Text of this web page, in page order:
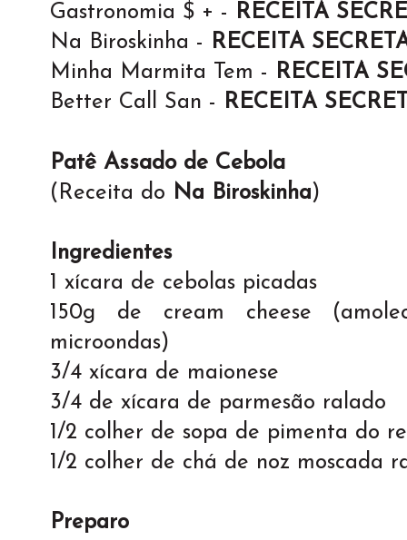
Gastronomia $ + -
RECEITA
Na Biroskinha -
RECEITA
Minha Marmita Tem -
RECEITA
Better Call San -
RECEITA
Patê Assado de Cebola
(Receita do Na Biroskinha)
Ingredientes
1 xícara de cebolas picadas
150g de cream cheese
microondas)
3/4 xícara de maionese
3/4 de xícara de parmesão ralado
1/2 colher de sopa de pimenta do
1/2 colher de chá de noz moscada
Preparo